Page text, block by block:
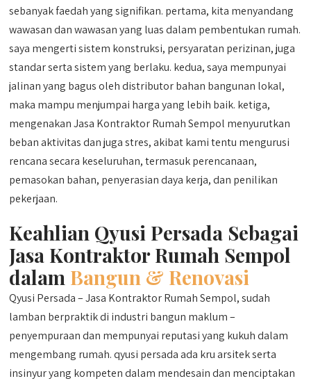
sebanyak faedah yang signifikan. pertama, kita menyandang
wawasan dan wawasan yang luas dalam pembentukan rumah.
saya mengerti sistem konstruksi, persyaratan perizinan, juga
standar serta sistem yang berlaku. kedua, saya mempunyai
jalinan yang bagus oleh distributor bahan bangunan lokal,
maka mampu menjumpai harga yang lebih baik. ketiga,
mengenakan Jasa Kontraktor Rumah Sempol menyurutkan
beban aktivitas dan juga stres, akibat kami tentu mengurusi
rencana secara keseluruhan, termasuk perencanaan,
pemasokan bahan, penyerasian daya kerja, dan penilikan
pekerjaan.
Keahlian Qyusi Persada Sebagai
Jasa Kontraktor Rumah Sempol
dalam Bangun & Renovasi
Qyusi Persada – Jasa Kontraktor Rumah Sempol, sudah
lamban berpraktik di industri bangun maklum –
penyempuraan dan mempunyai reputasi yang kukuh dalam
mengembang rumah. qyusi persada ada kru arsitek serta
insinyur yang kompeten dalam mendesain dan menciptakan